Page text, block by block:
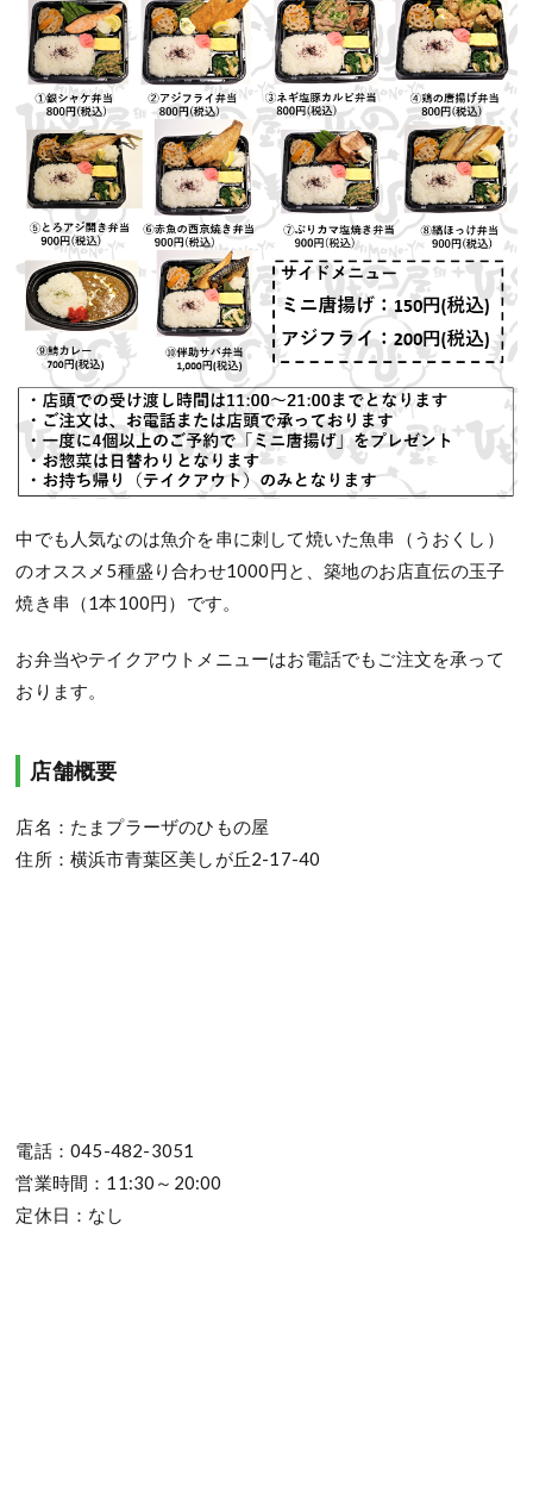
中でも人気なのは魚介を串に刺して焼いた魚串（うおくし）
のオススメ5種盛り合わせ1000円と、築地のお店直伝の玉子
焼き串（1本100円）です。
お弁当やテイクアウトメニューはお電話でもご注文を承って
おります。
店舗概要
店名：たまプラーザのひもの屋
住所：横浜市青葉区美しが丘2-17-40
電話：045-482-3051
営業時間：11:30～20:00
定休日：なし